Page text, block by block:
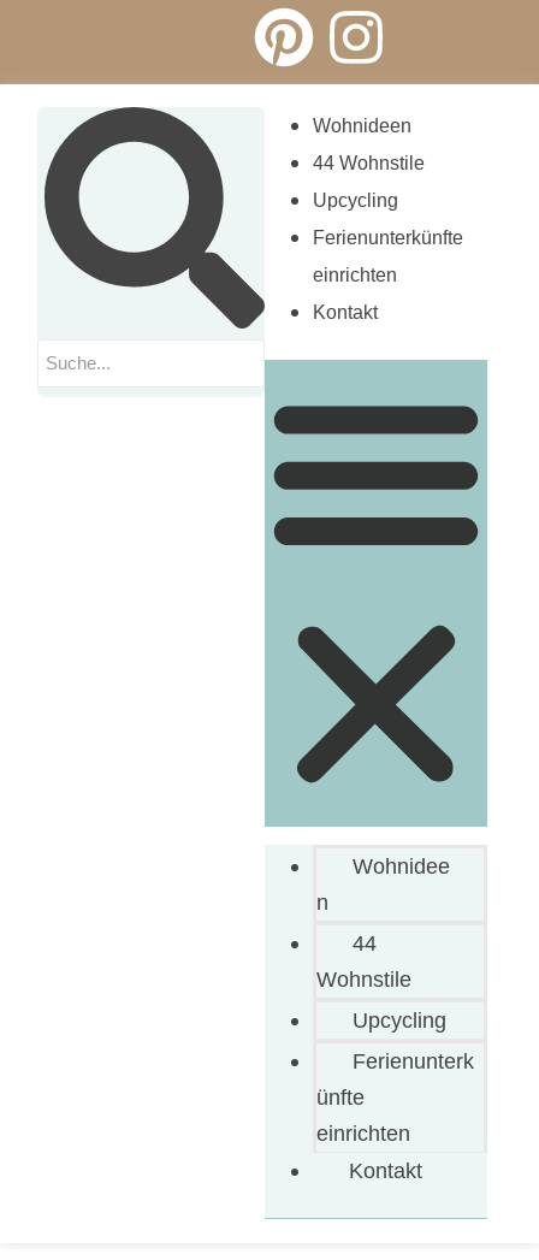
Wohnideen
44 Wohnstile
Upcycling
Ferienunterkünfte
einrichten
Kontakt
Wohnidee
n
44
Wohnstile
Upcycling
Ferienunterk
ünfte
einrichten
Kontakt